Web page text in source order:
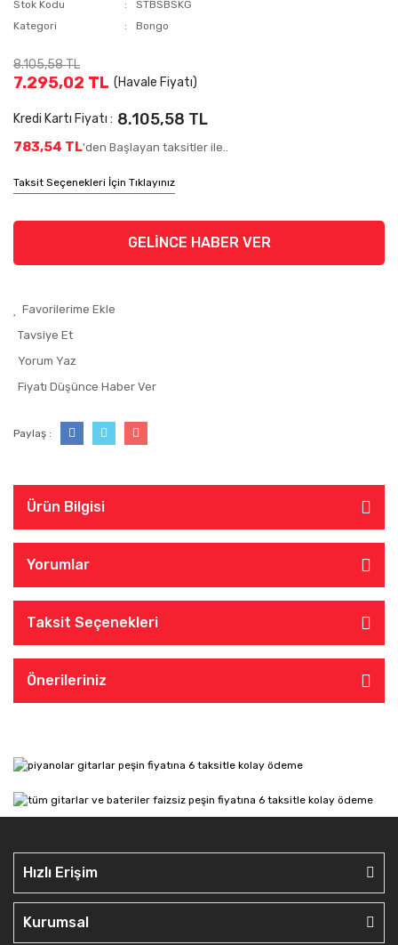
Stok Kodu
STBSBSKG
Kategori
Bongo
8.105,58 TL
7.295,02 TL (Havale Fiyatı)
Kredi Kartı Fiyatı : 8.105,58 TL
783,54 TL'den Başlayan taksitler ile..
Taksit Seçenekleri İçin Tıklayınız
GELİNCE HABER VER
Tavsiye Et
Yorum Yaz
Fiyatı Düşünce Haber Ver
Paylaş :
Ürün Bilgisi
Yorumlar
Taksit Seçenekleri
Önerileriniz
Hızlı Erişim
Kurumsal